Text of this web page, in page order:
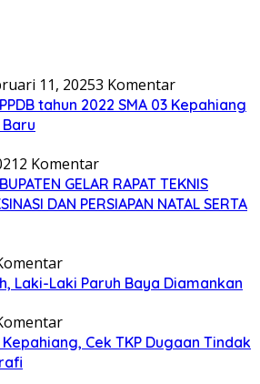
11, 20253 Komentar
tahun 2022 SMA 03 Kepahiang
2 Komentar
GELAR RAPAT TEKNIS
DAN PERSIAPAN NATAL SERTA
Laki-Laki Paruh Baya Diamankan
Kepahiang, Cek TKP Dugaan Tindak